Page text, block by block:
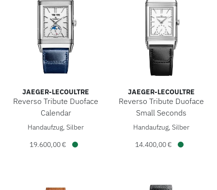
JAEGER-LECOULTRE
Reverso Tribute Duoface
Calendar
Jaeger-LeCoultre Reverso Tribute Duoface Calendar,
Handaufzug, Silber
19.600,00 €
JAEGER-LECOULTRE
Reverso Tribute Duoface
Small Seconds
Jaeger-LeCoultre Reverso
Handaufzug, Silber
14.400,00 €